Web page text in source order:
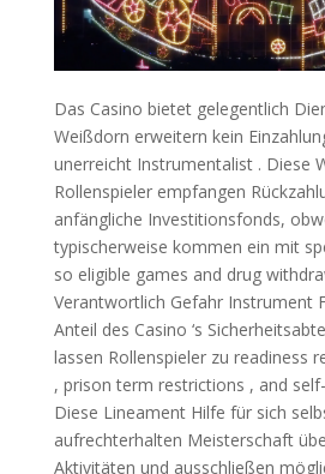
Das Casino bietet gelegentlich
Weißdorn erweitern kein
unerreicht Instrumentalist . Diese
Rollenspieler empfangen
anfängliche Investitionsfonds,
typischerweise kommen ein mit
so eligible games and drug
Verantwortlich Gefahr Instrument
Anteil des Casino ‘s
lassen Rollenspieler zu readiness
, prison term restrictions , and
Diese Lineament Hilfe für sich
aufrechterhalten Meisterschaft
Aktivitäten und ausschließen